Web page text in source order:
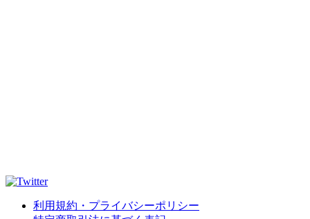
利用規約・プライバシーポリシー